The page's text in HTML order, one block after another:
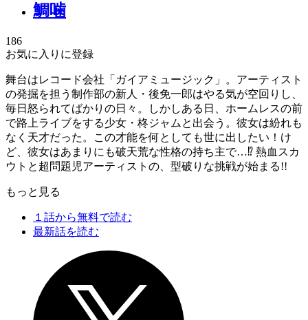
鯛噛
186
お気に入りに登録
舞台はレコード会社「ガイアミュージック」。アーティスト
の発掘を担う制作部の新人・後免一郎はやる気が空回りし、
毎日怒られてばかりの日々。しかしある日、ホームレスの前
で路上ライブをする少女・柊ジャムと出会う。彼女は紛れも
なく天才だった。この才能を何としても世に出したい！け
ど、彼女はあまりにも破天荒な性格の持ち主で…⁉ 熱血スカ
ウトと超問題児アーティストの、型破りな挑戦が始まる!!
もっと見る
１話から無料で読む
最新話を読む